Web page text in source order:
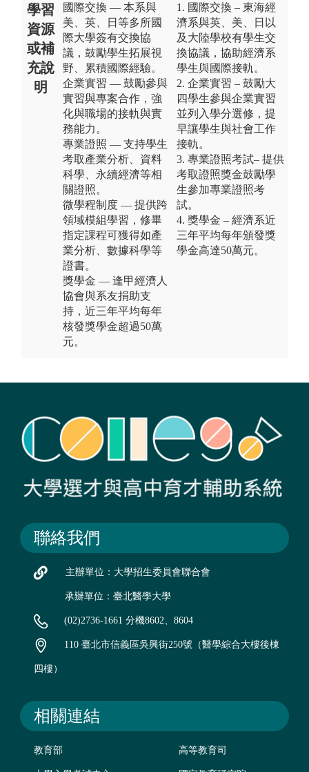
學習
資源
或補
充說
明
國際交換 — 本系與
美、英、日等多所國
際大學簽有交換協
議，鼓勵學生拓展視
野、累積國際經驗。
企業實習 — 鼓勵參與
實習與專案合作，強
化與職場的接軌與實
務能力。
專業證照 — 支持學生
考取產業分析、資料
科學、永續經濟等相
關證照。
微學程制度 — 提供跨
領域模組學習，修畢
指定課程可獲得如產
業分析、數據科學等
證書。
獎學金 — 逢甲經濟人
協會與系友捐助支
持，近三年平均每年
核發獎學金超過50萬
元。
1. 國際交換 – 東海經
濟系與英、美、日以
及大陸學校有學生交
換協議，協助經濟系
學生與國際接軌。
2. 企業實習 – 鼓勵大
四學生參與企業實習
並列入學分選修，提
早讓學生與社會工作
接軌。
3. 專業證照考試– 提供
考取證照獎金鼓勵學
生參加專業證照考
試。
4. 獎學金 – 經濟系近
三年平均每年頒發獎
學金高達50萬元。
聯絡我們
主辦單位：大學招生委員會聯合會
承辦單位：臺北醫學大學
(02)2736-1661 分機8602、8604
110 臺北市信義區吳興街250號（醫學綜合大樓後棟
四樓）
相關連結
教育部 高等教育司